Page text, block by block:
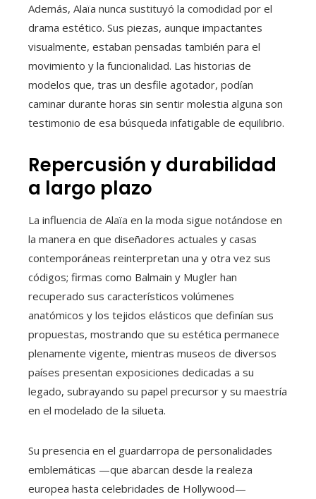
Además, Alaïa nunca sustituyó la comodidad por el
drama estético. Sus piezas, aunque impactantes
visualmente, estaban pensadas también para el
movimiento y la funcionalidad. Las historias de
modelos que, tras un desfile agotador, podían
caminar durante horas sin sentir molestia alguna son
testimonio de esa búsqueda infatigable de equilibrio.
Repercusión y durabilidad
a largo plazo
La influencia de Alaïa en la moda sigue notándose en
la manera en que diseñadores actuales y casas
contemporáneas reinterpretan una y otra vez sus
códigos; firmas como Balmain y Mugler han
recuperado sus característicos volúmenes
anatómicos y los tejidos elásticos que definían sus
propuestas, mostrando que su estética permanece
plenamente vigente, mientras museos de diversos
países presentan exposiciones dedicadas a su
legado, subrayando su papel precursor y su maestría
en el modelado de la silueta.
Su presencia en el guardarropa de personalidades
emblemáticas —que abarcan desde la realeza
europea hasta celebridades de Hollywood—